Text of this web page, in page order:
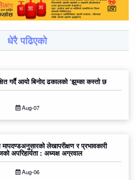
धेरै पढिएको
गर्दै आयो बिनोद ढकालको ‘झुम्का कस्तो छ
Aug-07
मापदण्डअनुसारको लेखापरीक्षण र प्रभावकारी
अपरिहार्यता : अध्यक्ष अग्रवाल
Aug-06